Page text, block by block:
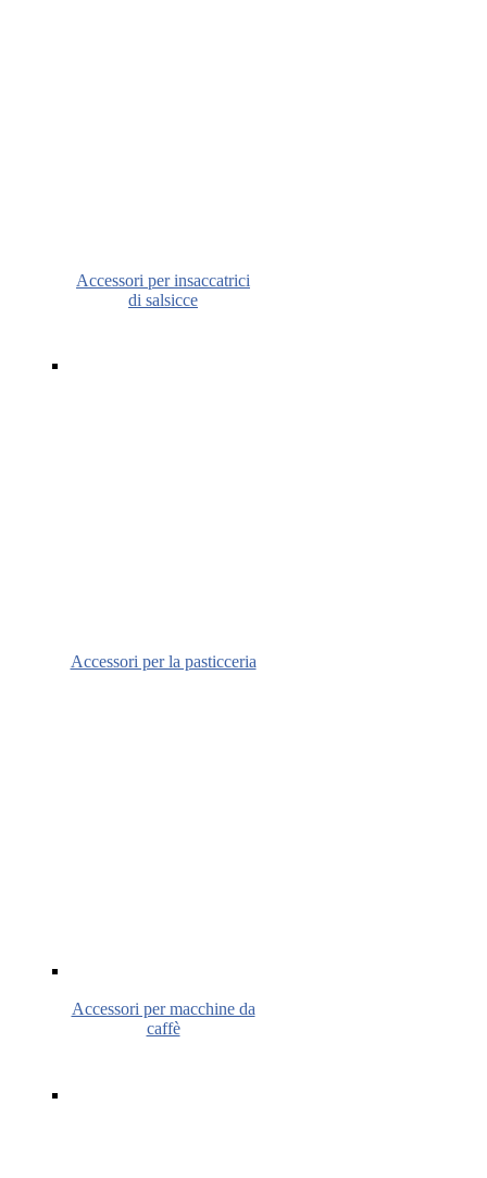
Accessori per insaccatrici
di salsicce
Accessori per la pasticceria
Accessori per macchine da
caffè